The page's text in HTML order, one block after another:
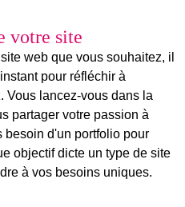
votre site
web que vous souhaitez, il
pour réfléchir à
Vous lancez-vous dans la
partager votre passion à
besoin d'un portfolio pour
objectif dicte un type de site
à vos besoins uniques.